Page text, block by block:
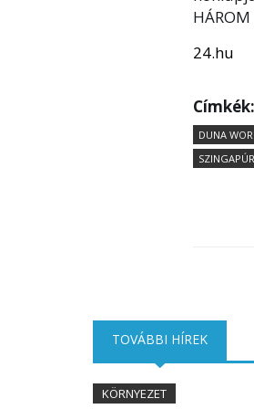
24.hu
Címkék:
DUNA
SZINGAPÚR
TOVÁBBI HÍREK
KÖRNYEZET